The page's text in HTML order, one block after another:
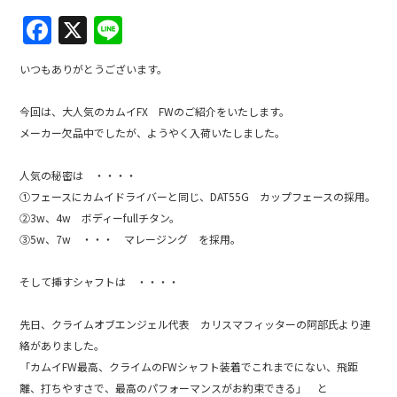
F
a
c
e
b
o
o
k
X
n
e
いつもありがとうございます。
今回は、大人気のカムイFX FWのご紹介をいたします。
メーカー欠品中でしたが、ようやく入荷いたしました。
人気の秘密は ・・・・
①フェースにカムイドライバーと同じ、DAT55G カップフェースの採用。
②3w、4w ボディーfullチタン。
③5w、7w ・・・ マレージング を採用。
そして挿すシャフトは ・・・・
先日、クライムオブエンジェル代表 カリスマフィッターの阿部氏より連
絡がありました。
「カムイFW最高、クライムのFWシャフト装着でこれまでにない、飛距
離、打ちやすさで、最高のパフォーマンスがお約束できる」 と